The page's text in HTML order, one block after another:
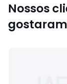
Nossos
gostaram